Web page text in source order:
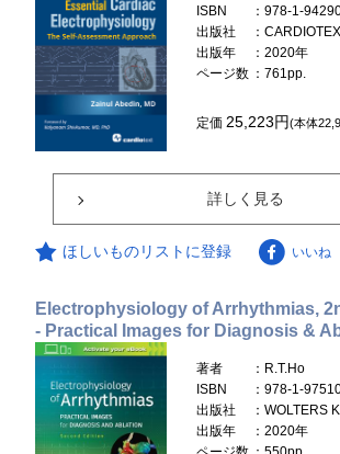
ISBN
：978-1-
出版社
：
出版年
：2020年
ページ数 ：761pp.
定価 25,223円(本体
詳しく見る
ほしいものリストに登録 いいね
Electrophysiology of Arrhythmias,
- Practical Images for Diagnosis &
著者
：R.T.Ho
ISBN
：978-1-
出版社
：WOLTERS
出版年
：2020年